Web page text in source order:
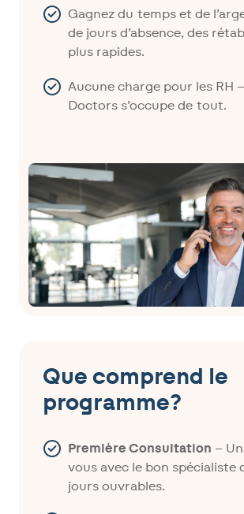
Gagnez du temps et de
de jours d’absence, des
plus rapides.
Aucune charge pour les RH
Doctors s’occupe de tout.
Que comprend le
programme?
Première Consultation –
vous avec le bon spécialiste
jours ouvrables.